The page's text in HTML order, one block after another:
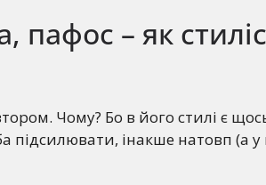
пафос – як
Чому? Бо в його стилі є
підсилювати, інакше натовп (а